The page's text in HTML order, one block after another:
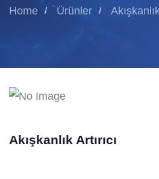
Home Ürünler
Akışkanlık Artırıcı